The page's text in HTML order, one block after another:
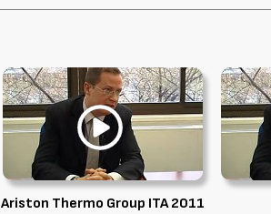
Ariston Thermo Group ITA 2011